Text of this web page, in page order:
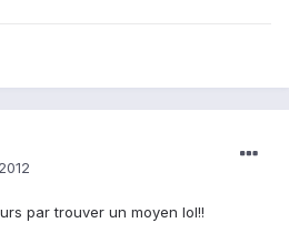
par trouver un moyen lol!!